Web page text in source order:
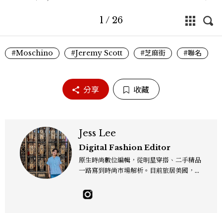
1 / 26
#Moschino #Jeremy Scott #芝麻街 #聯名
分享 收藏
Jess Lee
Digital Fashion Editor
原生時尚數位編輯，從明星穿搭、二手精品
一路寫到時尚市場解析。目前旅居美國，同
sslee9471@gmail.com